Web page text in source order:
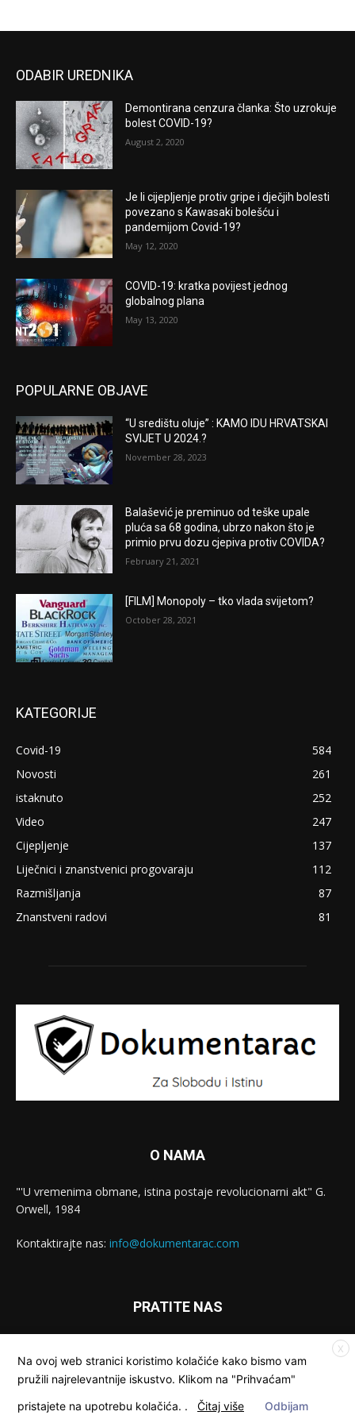
ODABIR UREDNIKA
Demontirana cenzura članka: Što uzrokuje
bolest COVID-19?
August 2, 2020
Je li cijepljenje protiv gripe i dječjih bolesti
povezano s Kawasaki bolešću i
pandemijom Covid-19?
May 12, 2020
COVID-19: kratka povijest jednog
globalnog plana
May 13, 2020
POPULARNE OBJAVE
“U središtu oluje” : KAMO IDU HRVATSKAI
SVIJET U 2024.?
November 28, 2023
Balašević je preminuo od teške upale
pluća sa 68 godina, ubrzo nakon što je
primio prvu dozu cjepiva protiv COVIDA?
February 21, 2021
[FILM] Monopoly – tko vlada svijetom?
October 28, 2021
KATEGORIJE
Covid-19
584
Novosti
261
istaknuto
252
Video
247
Cijepljenje
137
Liječnici i znanstvenici progovaraju
112
Razmišljanja
87
Znanstveni radovi
81
O NAMA
"'U vremenima obmane, istina postaje revolucionarni akt" G.
Orwell, 1984
Kontaktirajte nas: info@dokumentarac.com
PRATITE NAS
X
Na ovoj web stranici koristimo kolačiće kako bismo vam
pružili najrelevantnije iskustvo. Klikom na "Prihvaćam"
pristajete na upotrebu kolačića. . Čitaj više Odbijam